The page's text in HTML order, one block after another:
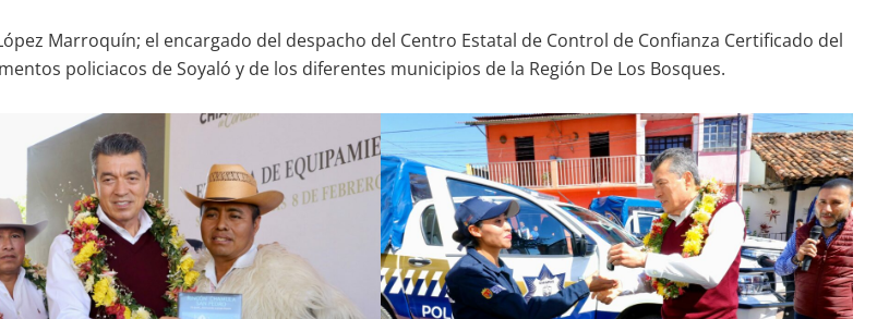
Marroquín; el encargado del despacho del Centro Estatal de Control de Confianza Certificado del
policiacos de Soyaló y de los diferentes municipios de la Región De Los Bosques.